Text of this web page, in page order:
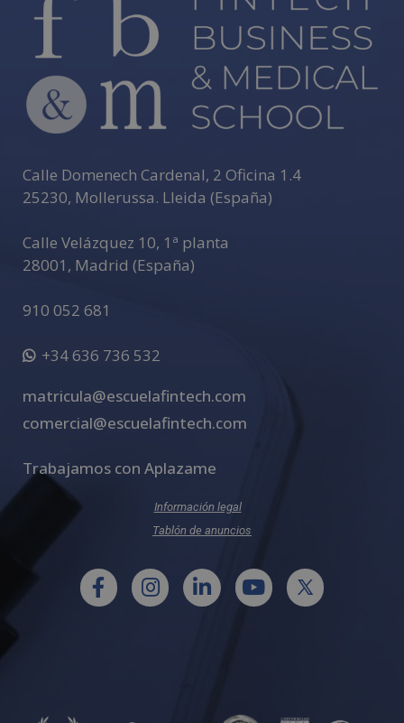
Calle Domenech Cardenal, 2 Oficina 1.4
25230, Mollerussa. Lleida (España)
Calle Velázquez 10, 1ª planta
28001 , Madrid (España)
910 052 681
+34 636 736 532
matricula@escuelafintech.com
comercial@escuelafintech.com
Trabajamos con Aplazame
Información legal
Tablón de anuncios